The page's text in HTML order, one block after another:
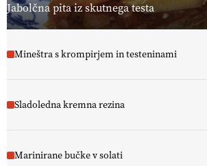
Jabolčna pita iz skutnega testa
Mineštra s krompirjem in testeninami
Sladoledna kremna rezina
Marinirane bučke v solati